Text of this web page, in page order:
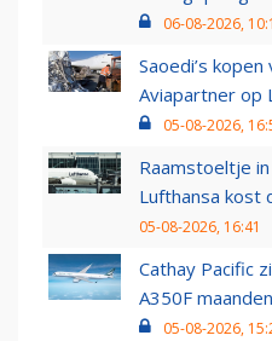
06-08-2026,
Saoedi’s
Aviapartner op
05-08-2026,
Raamstoeltje
Lufthansa kost
05-08-2026, 16:41
Cathay Pacific
A350F
05-08-2026,